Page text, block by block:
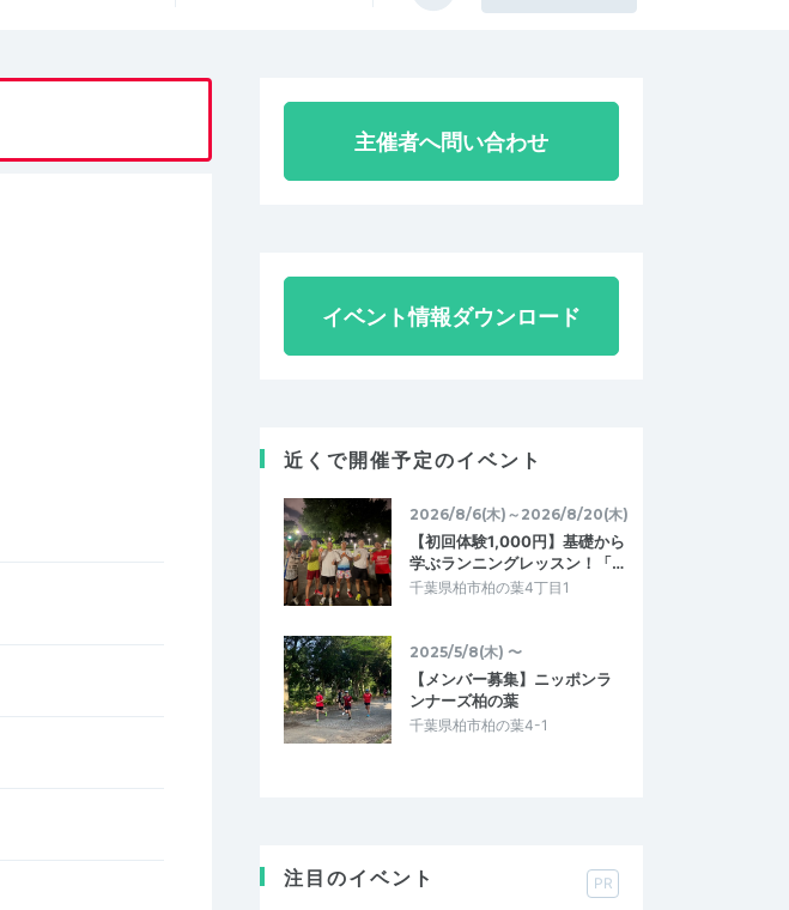
主催者へ問い合わせ
イベント情報ダウンロード
近くで開催予定のイベント
2026/8/6(木)～2026/8/20(木)
【初回体験1,000円】基礎から
学ぶランニングレッスン！「…
千葉県柏市柏の葉4丁目1
2025/5/8(木) 〜
【メンバー募集】ニッポンラ
ンナーズ柏の葉
千葉県柏市柏の葉4-1
注目のイベント PR